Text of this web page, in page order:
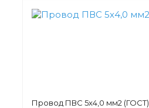
Провод ПВС 5х4,0 мм2 (ГОСТ)